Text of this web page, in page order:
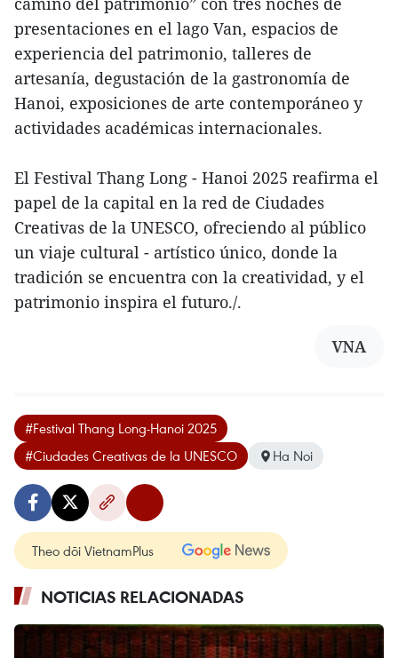
presentaciones en el lago Van, espacios de
experiencia del patrimonio, talleres de
artesanía, degustación de la gastronomía de
Hanoi, exposiciones de arte contemporáneo y
actividades académicas internacionales.
El Festival Thang Long - Hanoi 2025 reafirma el
papel de la capital en la red de Ciudades
Creativas de la UNESCO, ofreciendo al público
un viaje cultural - artístico único, donde la
tradición se encuentra con la creatividad, y el
patrimonio inspira el futuro./.
VNA
#Festival Thang Long-Hanoi 2025
#Ciudades Creativas de la UNESCO
Ha Noi
Theo dõi VietnamPlus
NOTICIAS RELACIONADAS